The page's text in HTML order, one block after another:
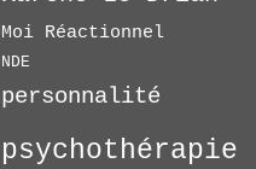
Moi Réactionnel
NDE
personnalité
psychothérapie